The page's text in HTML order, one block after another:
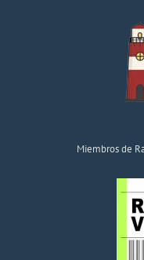
Miembros de